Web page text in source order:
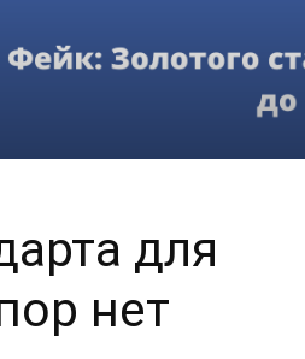
для
нет